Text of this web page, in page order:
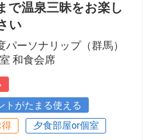
で温泉三昧をお楽し
い
パーソナリップ（群馬）
和食会席
トがたまる使える
夕食部屋or個室